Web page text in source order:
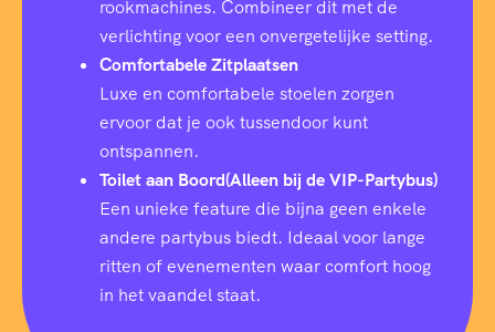
rookmachines. Combineer dit met de
verlichting voor een onvergetelijke setting.
Comfortabele Zitplaatsen
Luxe en comfortabele stoelen zorgen
ervoor dat je ook tussendoor kunt
ontspannen.
Toilet aan Boord(Alleen bij de VIP-Partybus)
Een unieke feature die bijna geen enkele
andere partybus biedt. Ideaal voor lange
ritten of evenementen waar comfort hoog
in het vaandel staat.